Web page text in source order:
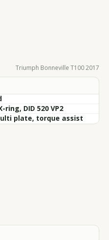
Triumph Bonneville T100 2017
ring, DID 520 VP2
plate, torque assist